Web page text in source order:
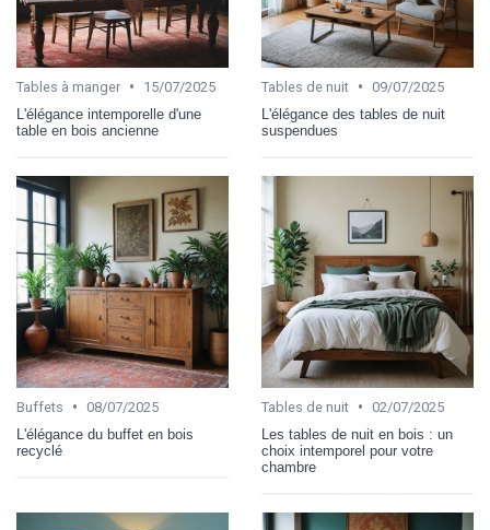
Tables à manger •
15/07/2025
L'élégance intemporelle d'une
table en bois ancienne
Tables de nuit • 09/07/2025
L'élégance des tables de nuit
suspendues
Buffets • 08/07/2025
L'élégance du buffet en bois
recyclé
Tables de nuit • 02/07/2025
Les tables de nuit en bois : un
choix intemporel pour votre
chambre